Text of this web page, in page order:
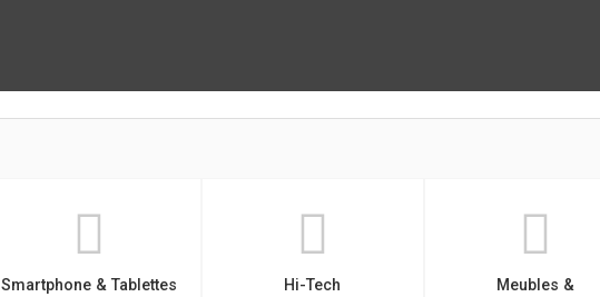
Smartphone & Tablettes Hi-Tech
Meubles &